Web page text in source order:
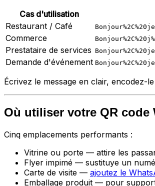
Cas d'utilisation
Restaurant / Café
Commerce
Prestataire de services
Demande d'événement
Écrivez le message en clair, encodez-
Où utiliser votre QR code
Cinq emplacements performants :
Vitrine ou porte — attire les
Flyer impimé — sustituye un
Carte de visite — ajoutez le
Emballage produit — pour